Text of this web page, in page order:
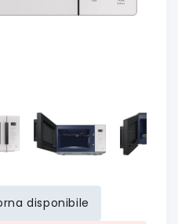
disponibile